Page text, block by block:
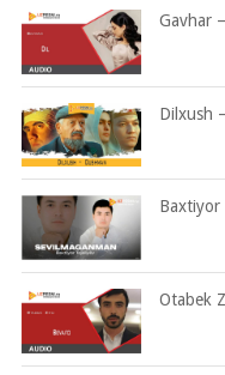
Gavhar
Dilxush
Baxtiyor
Otabek